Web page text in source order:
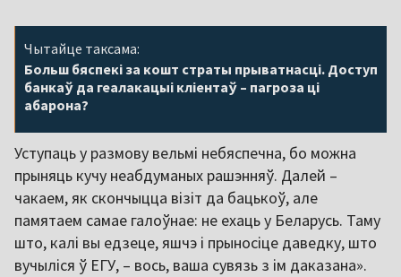
Чытайце таксама:
Больш бяспекі за кошт страты прыватнасці. Доступ
банкаў да геалакацыі кліентаў – пагроза ці
абарона?
Уступаць у размову вельмі небяспечна, бо можна
прыняць кучу неабдуманых рашэнняў. Далей –
чакаем, як скончыцца візіт да бацькоў, але
памятаем самае галоўнае: не ехаць у Беларусь. Таму
што, калі вы едзеце, яшчэ і прыносіце даведку, што
вучыліся ў ЕГУ, – вось, ваша сувязь з ім даказана».